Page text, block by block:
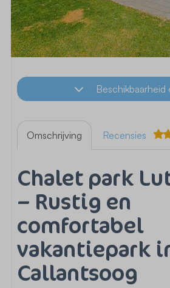
Beschikbaarheid
Omschrijving Recensies
Chalet park
– Rustig en
comfortabel
vakantiepark
Callantsoog